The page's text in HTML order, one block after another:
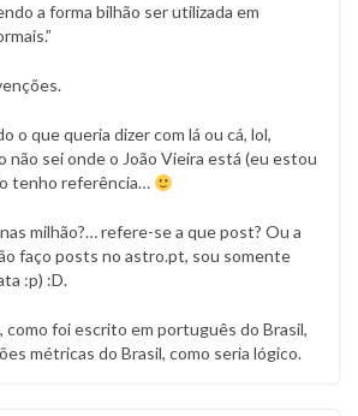
a forma bilhão ser utilizada em
o que queria dizer com lá ou cá, lol,
não sei onde o João Vieira está (eu estou
tenho referência…
milhão?… refere-se a que post? Ou a
faço posts no astro.pt, sou somente
:p) :D.
como foi escrito em português do Brasil,
métricas do Brasil, como seria lógico.